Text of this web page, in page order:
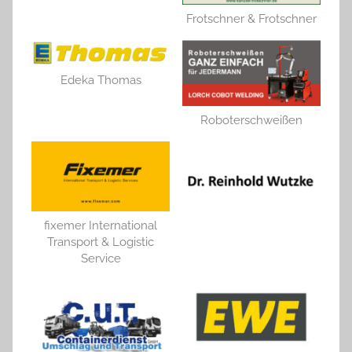
Frotschner & Frotschner
Edeka Thomas
Roboterschweißen
fixemer International
Transport & Logistic
Service